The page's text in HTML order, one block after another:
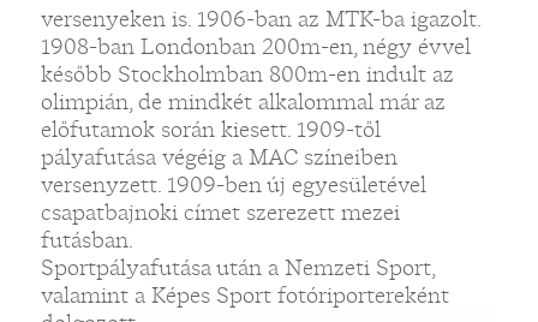
versenyeken is. 1906-ban az MTK-ba igazolt.
1908-ban Londonban 200m-en, négy évvel
később Stockholmban 800m-en indult az
olimpián, de mindkét alkalommal már az
előfutamok során kiesett. 1909-től
pályafutása végéig a MAC színeiben
versenyzett. 1909-ben új egyesületével
csapatbajnoki címet szerezett mezei
futásban.
Sportpályafutása után a Nemzeti Sport,
valamint a Képes Sport fotóriportereként